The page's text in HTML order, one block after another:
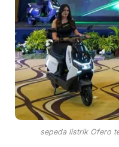
sepeda listrik Ofero